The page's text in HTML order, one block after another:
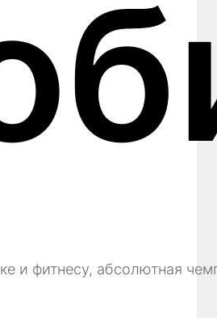
и фитнесу, абсолютная